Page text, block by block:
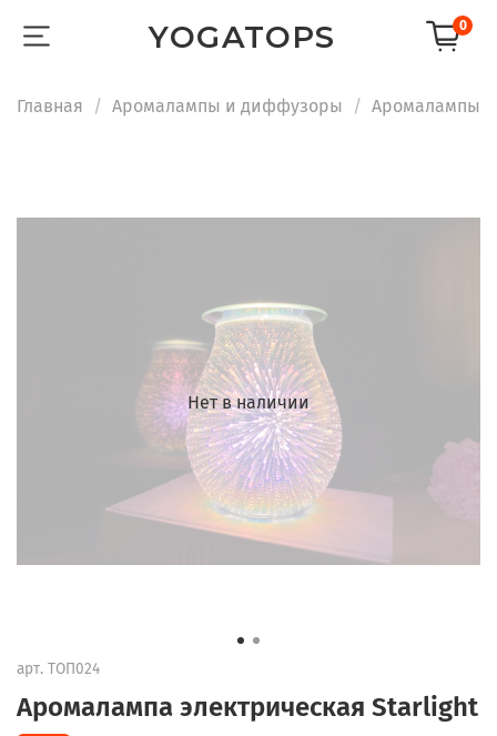
YOGATOPS 0
Главная Аромалампы и диффузоры Аромалампы
Нет в наличии
арт. ТОП024
Аромалампа электрическая Starlight